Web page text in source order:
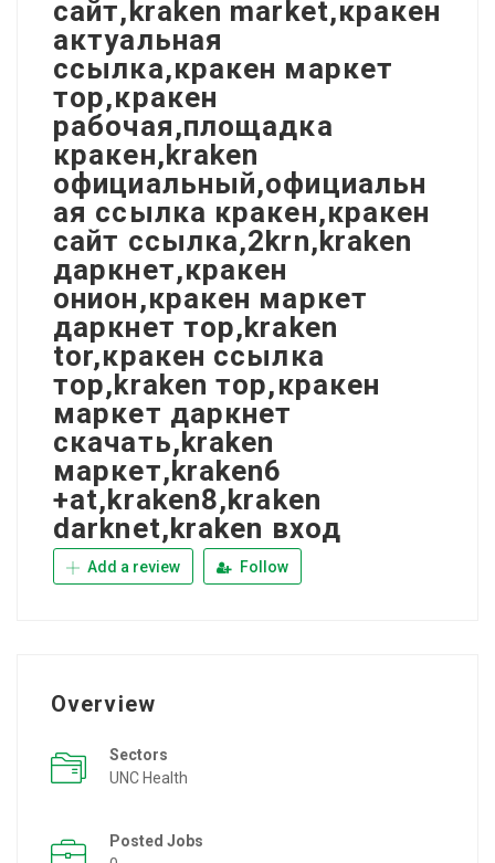
сайт,kraken market,кракен
актуальная
ссылка,кракен маркет
тор,кракен
рабочая,площадка
кракен,kraken
официальный,официальн
ая ссылка кракен,кракен
сайт ссылка,2krn,kraken
даркнет,кракен
онион,кракен маркет
даркнет тор,kraken
tor,кракен ссылка
тор,kraken тор,кракен
маркет даркнет
скачать,kraken
маркет,kraken6
+at,kraken8,kraken
darknet,kraken вход
Add a review Follow
Overview
Sectors
UNC Health
Posted Jobs